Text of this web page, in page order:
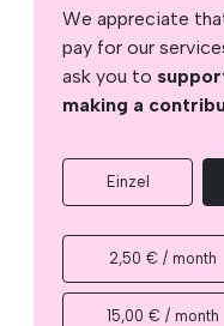
We appreciate
pay for our
ask you to
making a
Einzel
2,50 € / month
15,00 € / month